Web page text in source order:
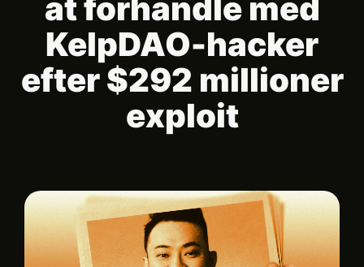
at forhandle med
KelpDAO-hacker
efter $292 millioner
exploit